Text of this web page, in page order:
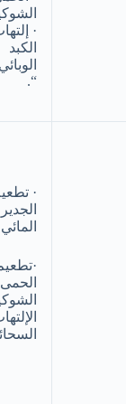
·
الكبد
“.
·
الحمى